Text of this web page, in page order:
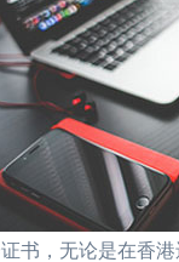
，无论是在香港